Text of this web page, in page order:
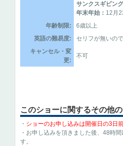
サンクスギビング
年末年始： 12月
年齢制限:
6歳以上
英語の難易度:
セリフが無いの
キャンセル・変
更:
不可
このショーに関するその他
・ ショーのお申し込みは開催日の3日
・お申し込みを頂きました後、48時
す。